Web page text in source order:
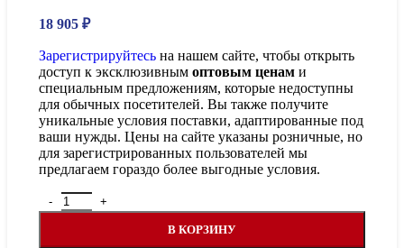
18 905 ₽
Зарегистрируйтесь на нашем сайте, чтобы открыть
доступ к эксклюзивным оптовым ценам и
специальным предложениям, которые недоступны
для обычных посетителей. Вы также получите
уникальные условия поставки, адаптированные под
ваши нужды. Цены на сайте указаны розничные, но
для зарегистрированных пользователей мы
предлагаем гораздо более выгодные условия.
Количество товара Ридан Затвор обратный
В КОРЗИНУ